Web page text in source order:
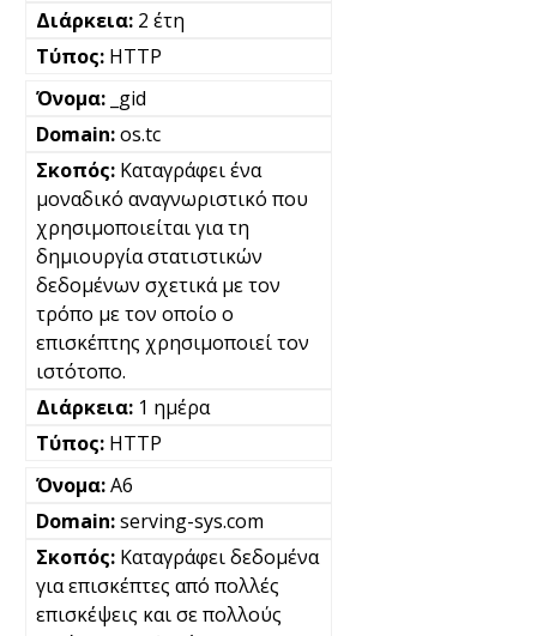
2 έτη
HTTP
_gid
os.tc
Καταγράφει ένα
μοναδικό αναγνωριστικό που
χρησιμοποιείται για τη
δημιουργία στατιστικών
δεδομένων σχετικά με τον
τρόπο με τον οποίο ο
επισκέπτης χρησιμοποιεί τον
ιστότοπο.
1 ημέρα
HTTP
A6
serving-sys.com
Καταγράφει δεδομένα
για επισκέπτες από πολλές
επισκέψεις και σε πολλούς